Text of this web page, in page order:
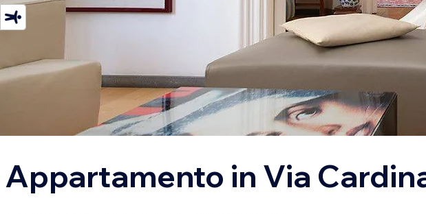
Appartamento in Via